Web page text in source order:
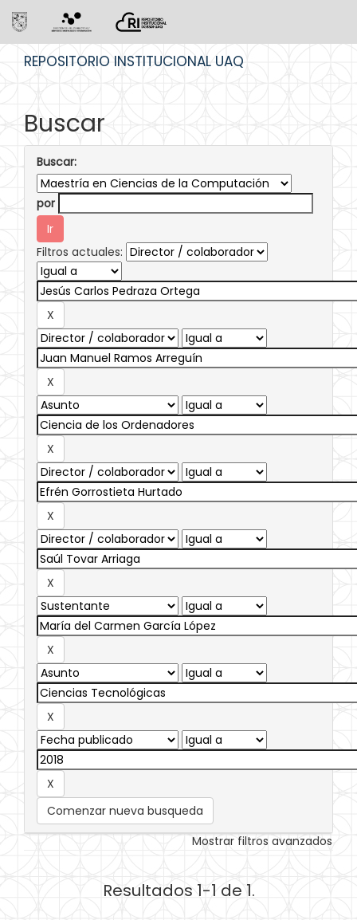
REPOSITORIO INSTITUCIONAL UAQ
Buscar
Buscar:
por
Filtros actuales:
Comenzar nueva busqueda
Mostrar filtros avanzados
Resultados 1-1 de 1.